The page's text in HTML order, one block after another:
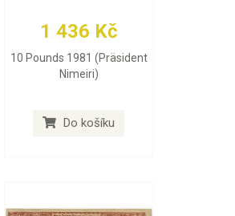
1 436 Kč
10 Pounds 1981 (Präsident
Nimeiri)
Do košíku